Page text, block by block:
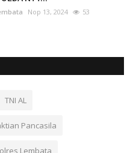
Nop 13, 2024 53
TNI AL
Pancasila
Lembata